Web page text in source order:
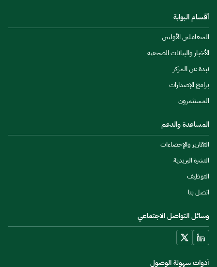
أقسام البوابة
المتعاملين الأوليين
الأخبار والبيانات الصحفية
نبذة عن المركز
برامج الإصدارات
المستثمرون
المساعدة والدعم
التقارير والإحصاءات
النشرة البريدية
التوظيف
اتصل بنا
وسائل التواصل الاجتماعي
أدوات سهولة الوصول